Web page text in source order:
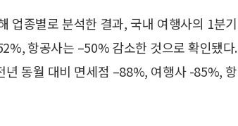
업종별로 분석한 결과, 국내 여행사의 1분기
항공사는 –50% 감소한 것으로 확인됐다.
동월 대비 면세점 –88%, 여행사 -85%, 항